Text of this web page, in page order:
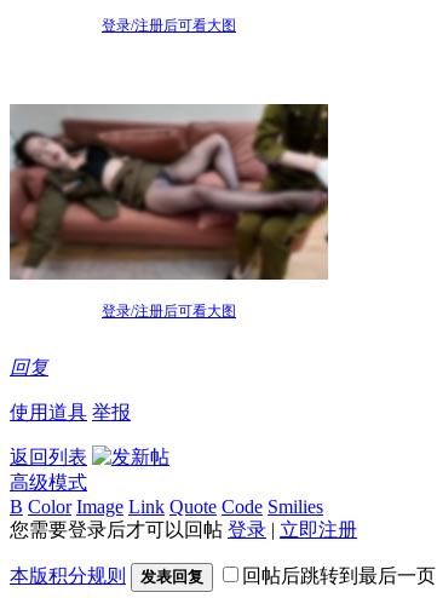
登录/注册后可看大图
登录/注册后可看大图
回复
使用道具 举报
返回列表
高级模式
B Color Image Link Quote Code Smilies
您需要登录后才可以回帖 登录 | 立即注册
本版积分规则 发表回复 回帖后跳转到最后一页